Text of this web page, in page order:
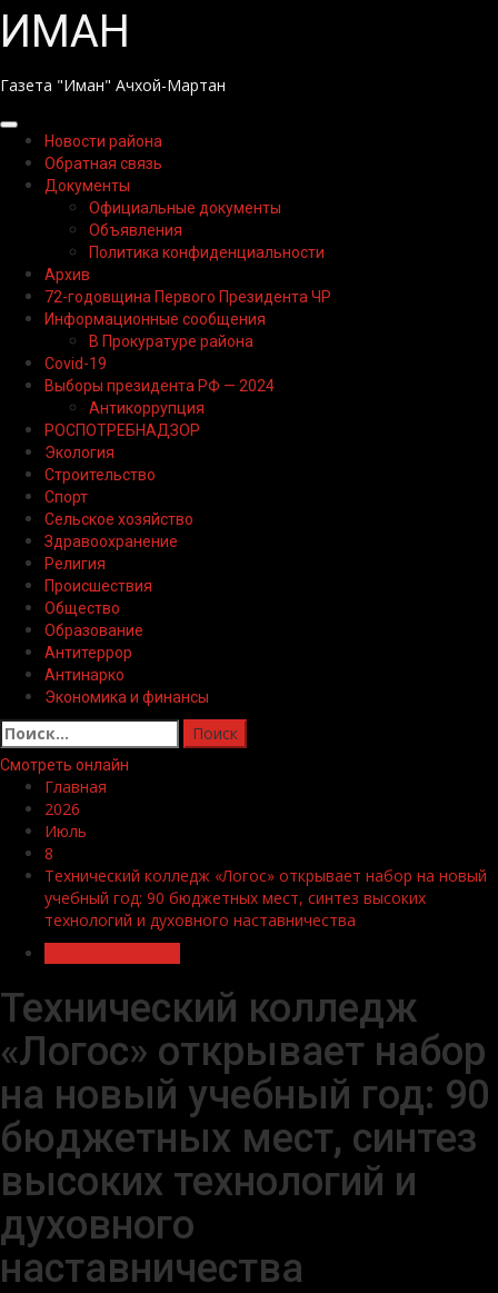
Перейти
содержимому
ИМАН
Газета "Иман" Ачхой-Мартан
Основное
меню
Новости района
Обратная связь
Документы
Официальные документы
Объявления
Политика конфиденциальности
Архив
72-годовщина Первого Президента ЧР
Информационные сообщения
В Прокуратуре района
Covid-19
Выборы президента РФ — 2024
Антикоррупция
РОСПОТРЕБНАДЗОР
Экология
Строительство
Спорт
Сельское хозяйство
Здравоохранение
Религия
Происшествия
Общество
Образование
Антитеррор
Антинарко
Экономика и финансы
Найти:
Смотреть онлайн
Главная
2026
Июль
8
Технический колледж «Логос» открывает набор на новый
учебный год: 90 бюджетных мест, синтез высоких
технологий и духовного наставничества
Технический колледж
«Логос» открывает набор
на новый учебный год: 90
бюджетных мест, синтез
высоких технологий и
духовного
наставничества